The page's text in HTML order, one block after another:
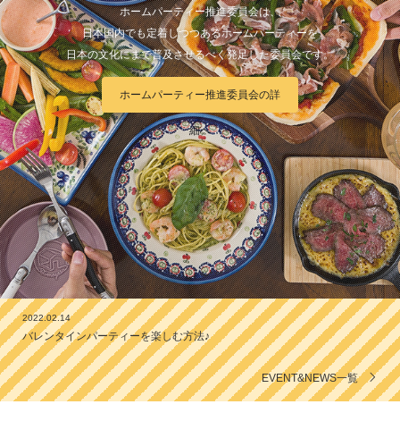
EVENT&NEWS一覧
2021.08.12
プロ監修「バルーン」で簡単＆華やかな飾り付けテクニック
2022.02.14
バレンタインパーティーを楽しむ方法♪